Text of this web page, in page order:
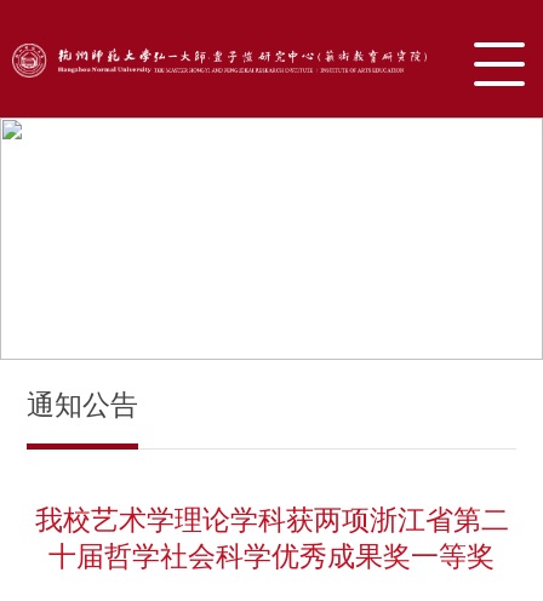
通知公告
我校艺术学理论学科获两项浙江省第二
十届哲学社会科学优秀成果奖一等奖